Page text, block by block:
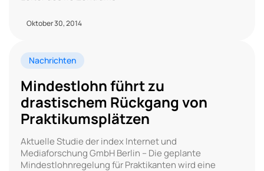
Oktober 30, 2014
Nachrichten
Mindestlohn führt zu
drastischem Rückgang von
Praktikumsplätzen
Aktuelle Studie der index Internet und
Mediaforschung GmbH Berlin – Die geplante
Mindestlohnregelung für Praktikanten wird eine